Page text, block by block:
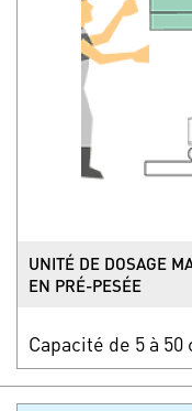
UNITÉ DE DOSAGE
EN PRÉ-PESÉE
Capacité de 5 à